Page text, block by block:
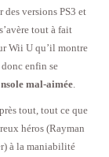
des versions PS3 et
tout à fait
Wii U qu’il montre
enfin se
mal-aimée
tout, tout ce que
héros (Rayman
à la maniabilité